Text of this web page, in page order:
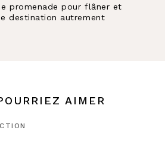
promenade pour flâner et
destination autrement
AIMER